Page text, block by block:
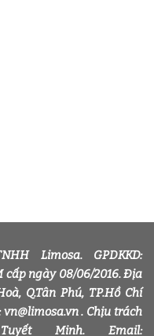
Limosa. GPDKKD:
cấp ngày 08/06/2016. Địa
Q.Tân Phú, TP.Hồ Chí
. Chịu trách
Minh. Email: